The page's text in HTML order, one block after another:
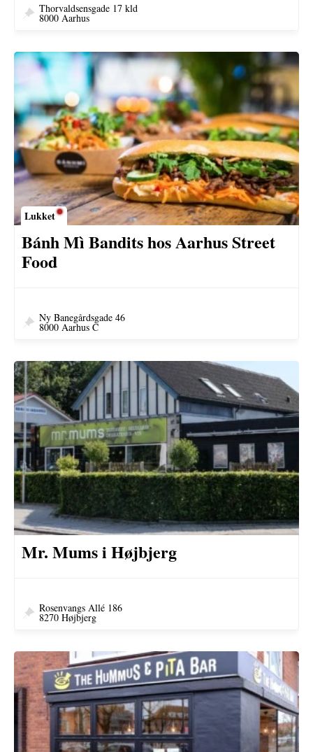
Thorvaldsensgade 17 kld
8000 Aarhus
Lukket
Bánh Mì Bandits hos Aarhus Street
Food
Ny Banegårdsgade 46
8000 Aarhus C
Mr. Mums i Højbjerg
Rosenvangs Allé 186
8270 Højbjerg